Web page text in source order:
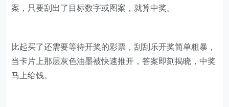
案，只要刮出了目标数字或图案，就算中奖。
比起买了还需要等待开奖的彩票，刮刮乐开奖简单粗暴，
当卡片上那层灰色油墨被快速推开，答案即刻揭晓，中奖
马上给钱。